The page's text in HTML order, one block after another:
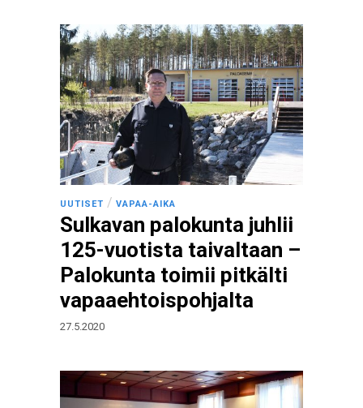
UUTISET / VAPAA-AIKA
Sulkavan palokunta juhlii
125-vuotista taivaltaan –
Palokunta toimii pitkälti
vapaaehtoispohjalta
27.5.2020